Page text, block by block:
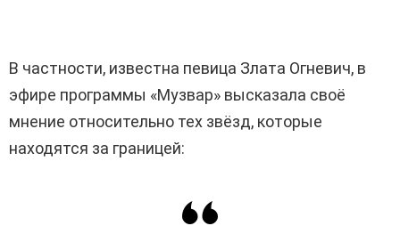
В частности, известна певица Злата Огневич, в
эфире программы «Музвар» высказала своё
мнение относительно тех звёзд, которые
находятся за границей: